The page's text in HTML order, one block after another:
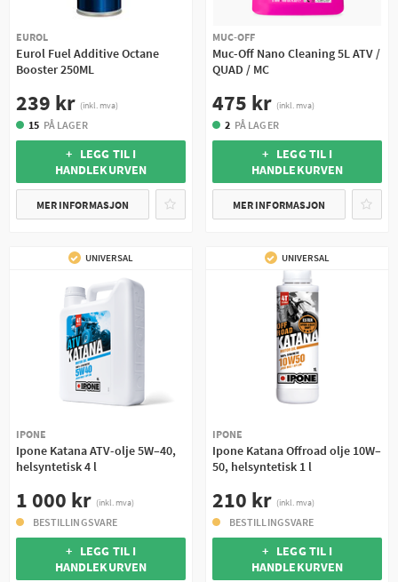
EUROL
Eurol Fuel Additive Octane
Booster 250ML
239 kr (inkl. mva)
15 PÅ LAGER
+ LEGG TIL I
HANDLEKURVEN
MER INFORMASJON
MUC-OFF
Muc-Off Nano Cleaning 5L ATV /
QUAD / MC
475 kr (inkl. mva)
2 PÅ LAGER
+ LEGG TIL I
HANDLEKURVEN
MER INFORMASJON
UNIVERSAL
IPONE
Ipone Katana ATV-olje 5W–40,
helsyntetisk 4 l
1 000 kr (inkl. mva)
BESTILLINGSVARE
+ LEGG TIL I
HANDLEKURVEN
UNIVERSAL
IPONE
Ipone Katana Offroad olje 10W–
50, helsyntetisk 1 l
210 kr (inkl. mva)
BESTILLINGSVARE
+ LEGG TIL I
HANDLEKURVEN